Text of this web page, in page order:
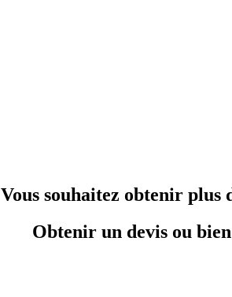
Vous souhaitez obtenir plus
Obtenir un devis ou